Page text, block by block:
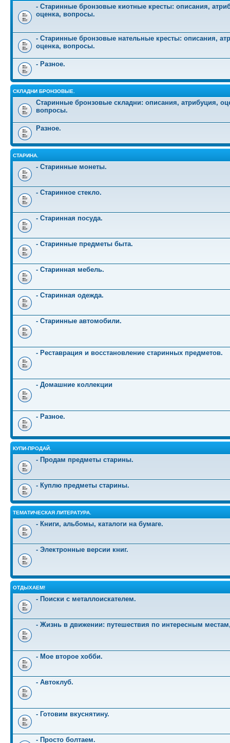
- Старинные бронзовые киотные кресты: описания,
оценка, вопросы.
- Старинные бронзовые нательные кресты: описания,
оценка, вопросы.
- Разное.
СКЛАДНИ БРОНЗОВЫЕ.
Старинные бронзовые складни: описания, атрибуция,
вопросы.
Разное.
СТАРИНА.
- Старинные монеты.
- Старинное стекло.
- Старинная посуда.
- Старинные предметы быта.
- Старинная мебель.
- Старинная одежда.
- Старинные автомобили.
- Реставрация и восстановление старинных предметов.
- Домашние коллекции
- Разное.
КУПИ-ПРОДАЙ.
- Продам предметы старины.
- Куплю предметы старины.
ТЕМАТИЧЕСКАЯ ЛИТЕРАТУРА.
- Книги, альбомы, каталоги на бумаге.
- Электронные версии книг.
ОТДЫХАЕМ!
- Поиски с металлоискателем.
- Жизнь в движении: путешествия по интересным
- Мое второе хобби.
- Автоклуб.
- Готовим вкуснятину.
- Просто болтаем.